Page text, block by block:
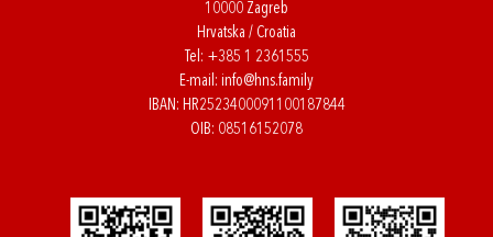
10000 Zagreb
Hrvatska / Croatia
Tel: +385 1 2361555
E-mail: info@hns.family
IBAN: HR2523400091100187844
OIB: 08516152078